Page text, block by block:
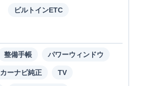
ビルトインETC
整備手帳 パワーウィンドウ
カーナビ純正 TV